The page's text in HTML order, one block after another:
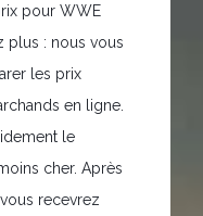
pour WWE
plus : nous vous
les prix
en ligne.
le
cher. Après
recevrez